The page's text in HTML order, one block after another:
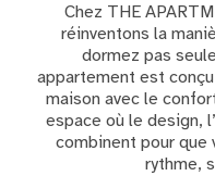
Chez THE
réinventons la
dormez pas
appartement est
maison avec le
espace où le design,
combinent pour
rythme,